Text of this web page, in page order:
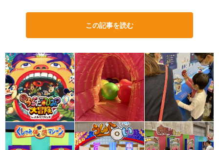
この記事を読む